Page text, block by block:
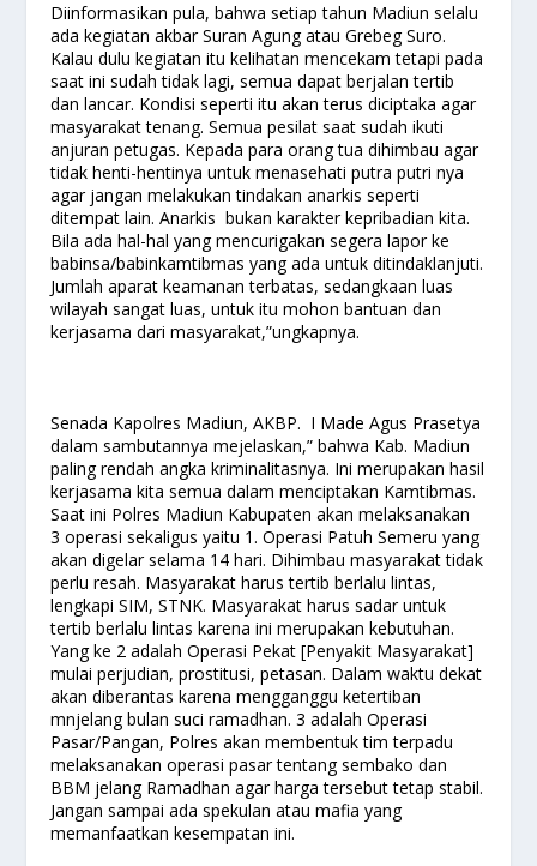
Diinformasikan pula, bahwa setiap tahun Madiun selalu
ada kegiatan akbar Suran Agung atau Grebeg Suro.
Kalau dulu kegiatan itu kelihatan mencekam tetapi pada
saat ini sudah tidak lagi, semua dapat berjalan tertib
dan lancar. Kondisi seperti itu akan terus diciptaka agar
masyarakat tenang. Semua pesilat saat sudah ikuti
anjuran petugas. Kepada para orang tua dihimbau agar
tidak henti-hentinya untuk menasehati putra putri nya
agar jangan melakukan tindakan anarkis seperti
ditempat lain. Anarkis bukan karakter kepribadian kita.
Bila ada hal-hal yang mencurigakan segera lapor ke
babinsa/babinkamtibmas yang ada untuk ditindaklanjuti.
Jumlah aparat keamanan terbatas, sedangkaan luas
wilayah sangat luas, untuk itu mohon bantuan dan
kerjasama dari masyarakat,”ungkapnya.
Senada Kapolres Madiun, AKBP. I Made Agus Prasetya
dalam sambutannya mejelaskan,” bahwa Kab. Madiun
paling rendah angka kriminalitasnya. Ini merupakan hasil
kerjasama kita semua dalam menciptakan Kamtibmas.
Saat ini Polres Madiun Kabupaten akan melaksanakan
3 operasi sekaligus yaitu 1. Operasi Patuh Semeru yang
akan digelar selama 14 hari. Dihimbau masyarakat tidak
perlu resah. Masyarakat harus tertib berlalu lintas,
lengkapi SIM, STNK. Masyarakat harus sadar untuk
tertib berlalu lintas karena ini merupakan kebutuhan.
Yang ke 2 adalah Operasi Pekat [Penyakit Masyarakat]
mulai perjudian, prostitusi, petasan. Dalam waktu dekat
akan diberantas karena mengganggu ketertiban
mnjelang bulan suci ramadhan. 3 adalah Operasi
Pasar/Pangan, Polres akan membentuk tim terpadu
melaksanakan operasi pasar tentang sembako dan
BBM jelang Ramadhan agar harga tersebut tetap stabil.
Jangan sampai ada spekulan atau mafia yang
memanfaatkan kesempatan ini.